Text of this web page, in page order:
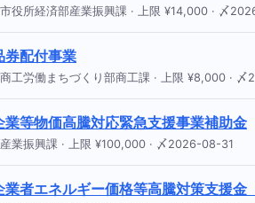
役所経済部産業振興課 · 上限 ¥14,000 · 〆
券配付事業
工労働まちづくり部商工課 · 上限 ¥8,000 ·
業等物価高騰対応緊急支援事業補助金
業振興課 · 上限 ¥100,000 · 〆2026-08-31
者エネルギー価格等高騰対策支援金